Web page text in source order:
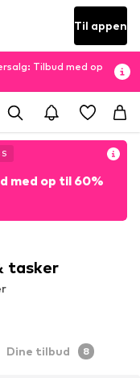
Til appen
Tilbud med op
S
med op til 60%
tasker
Dine tilbud 8